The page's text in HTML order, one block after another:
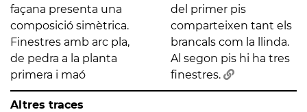
façana presenta una
composició simètrica.
Finestres amb arc pla,
de pedra a la planta
primera i maó
del primer pis
comparteixen tant els
brancals com la llinda.
Al segon pis hi ha tres
finestres.
Altres traces